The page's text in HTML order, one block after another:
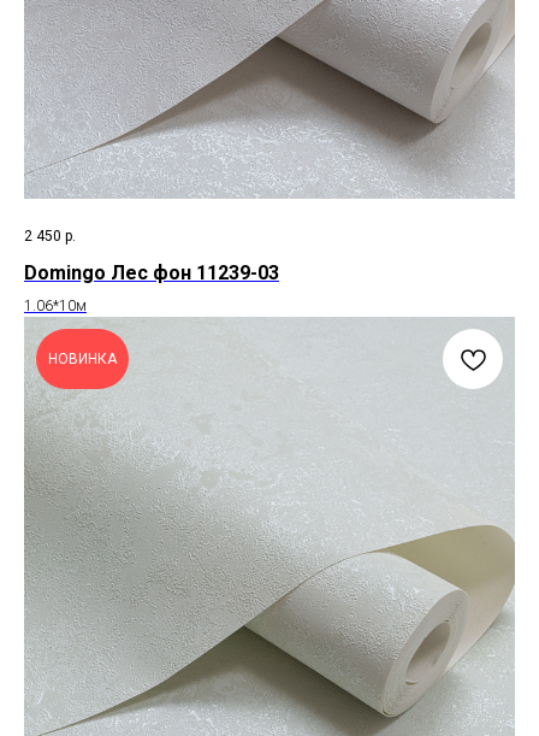
2 450 р.
Domingo Лес фон 11239-03
1.06*10м
НОВИНКА